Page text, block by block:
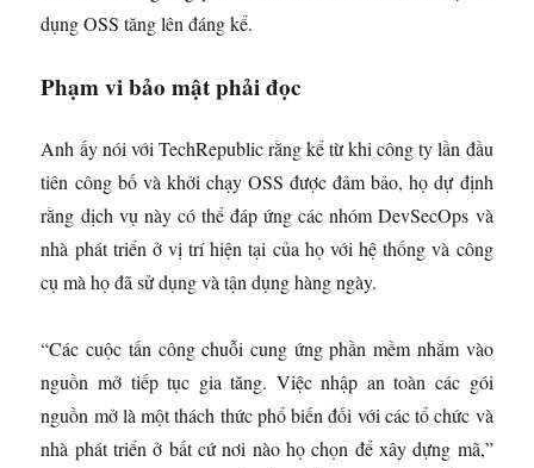
dụng OSS tăng lên đáng kể.
Phạm vi bảo mật phải đọc
Anh ấy nói với TechRepublic rằng kể từ khi công ty lần đầu
tiên công bố và khởi chạy OSS được đảm bảo, họ dự định
rằng dịch vụ này có thể đáp ứng các nhóm DevSecOps và
nhà phát triển ở vị trí hiện tại của họ với hệ thống và công
cụ mà họ đã sử dụng và tận dụng hàng ngày.
“Các cuộc tấn công chuỗi cung ứng phần mềm nhắm vào
nguồn mở tiếp tục gia tăng. Việc nhập an toàn các gói
nguồn mở là một thách thức phổ biến đối với các tổ chức và
nhà phát triển ở bất cứ nơi nào họ chọn để xây dựng mã,”